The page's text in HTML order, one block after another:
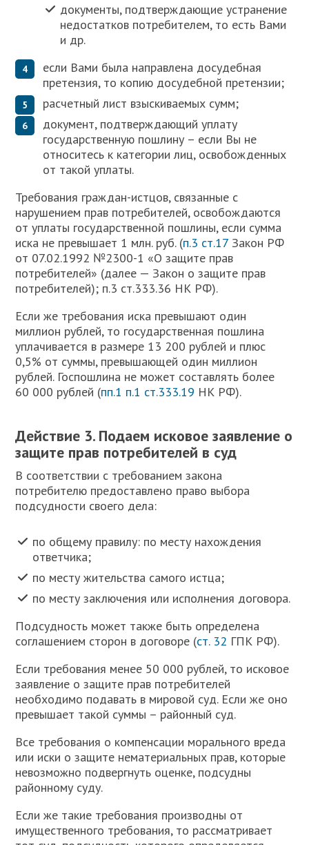
документы, подтверждающие устранение
недостатков потребителем, то есть Вами
и др.
если Вами была направлена досудебная
претензия, то копию досудебной претензии;
расчетный лист взыскиваемых сумм;
документ, подтверждающий уплату
государственную пошлину – если Вы не
относитесь к категории лиц, освобожденных
от такой уплаты.
Требования граждан-истцов, связанные с
нарушением прав потребителей, освобождаются
от уплаты государственной пошлины, если сумма
иска не превышает 1 млн. руб. (п.3 ст.17 Закон РФ
от 07.02.1992 №2300-1 «О защите прав
потребителей» (далее — Закон о защите прав
потребителей); п.3 ст.333.36 НК РФ).
Если же требования иска превышают один
миллион рублей, то государственная пошлина
уплачивается в размере 13 200 рублей и плюс
0,5% от суммы, превышающей один миллион
рублей. Госпошлина не может составлять более
60 000 рублей (пп.1 п.1 ст.333.19 НК РФ).
Действие 3. Подаем исковое заявление о
защите прав потребителей в суд
В соответствии с требованием закона
потребителю предоставлено право выбора
подсудности своего дела:
по общему правилу: по месту нахождения
ответчика;
по месту жительства самого истца;
по месту заключения или исполнения договора.
Подсудность может также быть определена
соглашением сторон в договоре (ст. 32 ГПК РФ).
Если требования менее 50 000 рублей, то исковое
заявление о защите прав потребителей
необходимо подавать в мировой суд. Если же оно
превышает такой суммы – районный суд.
Все требования о компенсации морального вреда
или иски о защите нематериальных прав, которые
невозможно подвергнуть оценке, подсудны
районному суду.
Если же такие требования производны от
имущественного требования, то рассматривает